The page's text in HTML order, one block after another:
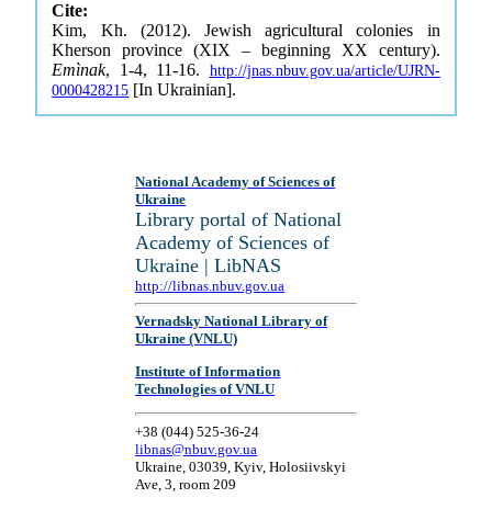
Cite:
Kim, Kh. (2012). Jewish agricultural colonies in
Kherson province (XIX – beginning XX century).
Emìnak, 1-4, 11-16. http://jnas.nbuv.gov.ua/article/UJRN-
0000428215 [In Ukrainian].
National Academy of Sciences of
Ukraine
Library portal of National
Academy of Sciences of
Ukraine | LibNAS
http://libnas.nbuv.gov.ua
Vernadsky National Library of
Ukraine (VNLU)
Institute of Information
Technologies of VNLU
+38 (044) 525-36-24
libnas@nbuv.gov.ua
Ukraine, 03039, Kyiv, Holosiivskyi
Ave, 3, room 209